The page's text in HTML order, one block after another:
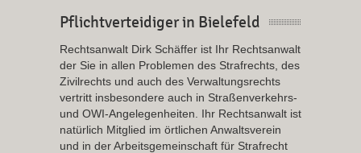
Pflichtverteidiger in Bielefeld
Rechtsanwalt Dirk Schäffer ist Ihr Rechtsanwalt
der Sie in allen Problemen des Strafrechts, des
Zivilrechts und auch des Verwaltungsrechts
vertritt insbesondere auch in Straßenverkehrs-
und OWI-Angelegenheiten. Ihr Rechtsanwalt ist
natürlich Mitglied im örtlichen Anwaltsverein
und in der Arbeitsgemeinschaft für Strafrecht